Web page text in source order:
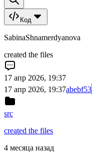
Код
SabinaShnamerdyanova
created the files
17 апр 2026, 19:37
17 апр 2026, 19:37abebf53
src
created the files
4 месяца назад